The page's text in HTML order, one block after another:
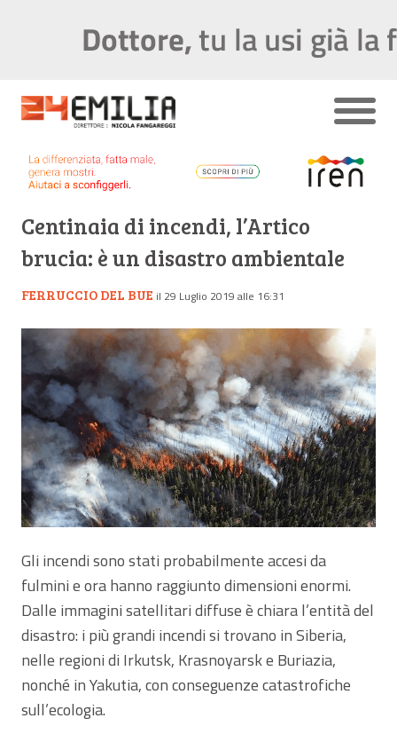
Centinaia di incendi, l’Artico
brucia: è un disastro ambientale
FERRUCCIO DEL BUE il 29 Luglio 2019 alle 16:31
Gli incendi sono stati probabilmente accesi da
fulmini e ora hanno raggiunto dimensioni enormi.
Dalle immagini satellitari diffuse è chiara l’entità del
disastro: i più grandi incendi si trovano in Siberia,
nelle regioni di Irkutsk, Krasnoyarsk e Buriazia,
nonché in Yakutia, con conseguenze catastrofiche
sull’ecologia.